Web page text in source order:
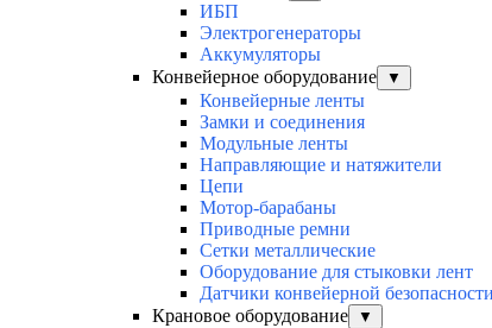
ИБП
Электрогенераторы
Аккумуляторы
Конвейерное оборудование
▼
Конвейерные ленты
Замки и соединения
Модульные ленты
Направляющие и натяжители
Цепи
Мотор-барабаны
Приводные ремни
Сетки металлические
Оборудование для стыковки лент
Датчики конвейерной безопасности
Крановое оборудование
▼